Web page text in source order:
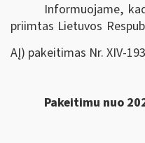
Informuojame,
priimtas Lietuvos
AĮ) pakeitimas Nr. XIV-
Pakeitimu nuo